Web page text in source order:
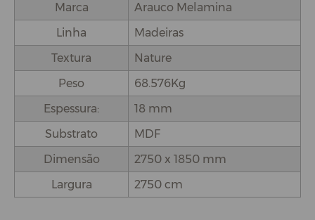
Marca
Arauco Melamina
Linha
Madeiras
Textura
Nature
Peso
68.576Kg
Espessura:
18 mm
Substrato
MDF
Dimensão
2750 x 1850 mm
Largura
2750 cm